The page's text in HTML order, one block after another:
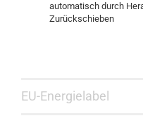
automatisch durch
Zurückschieben
EU-Energielabel